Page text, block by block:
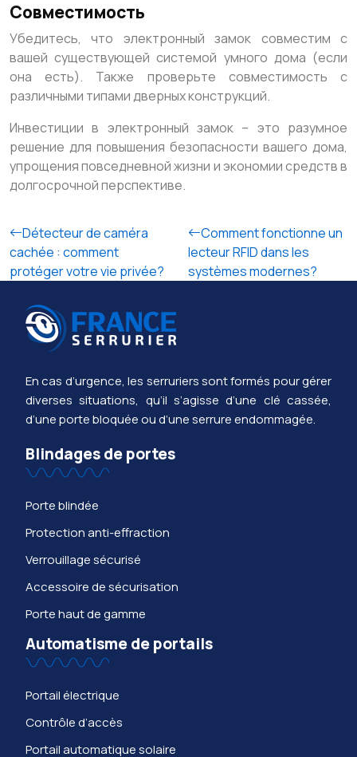
Совместимость
Убедитесь, что электронный замок совместим с
вашей существующей системой умного дома (если
она есть). Также проверьте совместимость с
различными типами дверных конструкций.
Инвестиции в электронный замок – это разумное
решение для повышения безопасности вашего дома,
упрощения повседневной жизни и экономии средств в
долгосрочной перспективе.
Détecteur de caméra
cachée : comment
protéger votre vie privée?
Comment fonctionne un
lecteur RFID dans les
systèmes modernes?
En cas d’urgence, les serruriers sont formés pour gérer
diverses situations, qu’il s’agisse d’une clé cassée,
d’une porte bloquée ou d’une serrure endommagée.
Blindages de portes
Porte blindée
Protection anti-effraction
Verrouillage sécurisé
Accessoire de sécurisation
Porte haut de gamme
Automatisme de portails
Portail électrique
Contrôle d’accès
Portail automatique solaire